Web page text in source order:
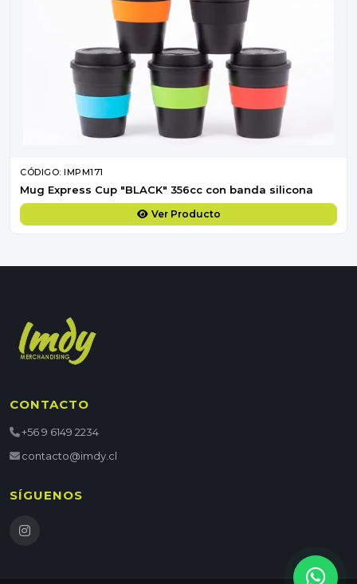
CÓDIGO: IMPM171
Mug Express Cup "BLACK" 356cc con banda silicona
Ver Producto
CONTACTO
+56 9 6149 2234
contacto@imdy.cl
SÍGUENOS